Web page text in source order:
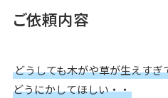
ご依頼内容
どうしても木がや草が生えすぎ
どうにかしてほしい・・